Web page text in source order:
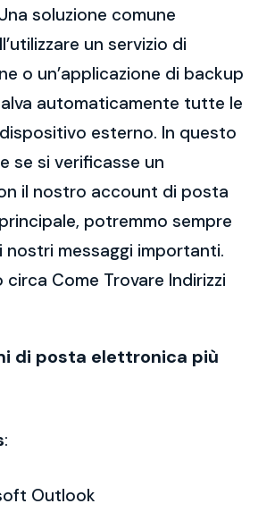
soluzione comune
un servizio di
o un’applicazione di backup
automaticamente tutte le
esterno. In questo
se si verificasse un
il nostro account di posta
potremmo sempre
nostri messaggi importanti.
Come Trovare Indirizzi
di posta elettronica più
:
Outlook